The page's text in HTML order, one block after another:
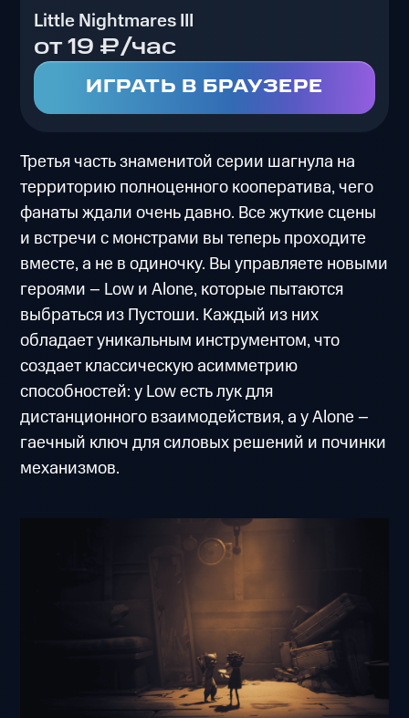
Little Nightmares III
от 19 ₽/час
ИГРАТЬ В БРАУЗЕРЕ
Третья часть знаменитой серии шагнула на
территорию полноценного кооператива, чего
фанаты ждали очень давно. Все жуткие сцены
и встречи с монстрами вы теперь проходите
вместе, а не в одиночку. Вы управляете новыми
героями – Low и Alone, которые пытаются
выбраться из Пустоши. Каждый из них
обладает уникальным инструментом, что
создает классическую асимметрию
способностей: у Low есть лук для
дистанционного взаимодействия, а у Alone –
гаечный ключ для силовых решений и починки
механизмов.